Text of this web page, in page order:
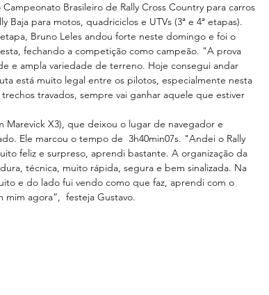
Brasileiro de Rally Cross Country para carros
Baja para motos, quadriciclos e UTVs (3ª e 4ª etapas).
Bruno Leles andou forte neste domingo e foi o
fechando a competição como campeão. "A prova
e ampla variedade de terreno. Hoje consegui andar
está muito legal entre os pilotos, especialmente nesta
travados, sempre vai ganhar aquele que estiver
Marevick X3), que deixou o lugar de navegador e
Ele marcou o tempo de  3h40min07s. "Andei o Rally
feliz e surpreso, aprendi bastante. A organização da
técnica, muito rápida, segura e bem sinalizada. Na
e do lado fui vendo como que faz, aprendi com o
agora”,  festeja Gustavo.